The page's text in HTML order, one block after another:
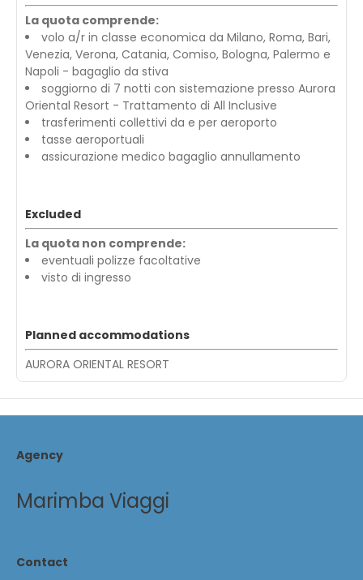
La quota comprende:
volo a/r in classe economica da Milano, Roma, Bari,
Venezia, Verona, Catania, Comiso, Bologna, Palermo e
Napoli - bagaglio da stiva
soggiorno di 7 notti con sistemazione presso Aurora
Oriental Resort - Trattamento di All Inclusive
trasferimenti collettivi da e per aeroporto
tasse aeroportuali
assicurazione medico bagaglio annullamento
Excluded
La quota non comprende:
eventuali polizze facoltative
visto di ingresso
Planned accommodations
AURORA ORIENTAL RESORT
Agency
Marimba Viaggi
Contact